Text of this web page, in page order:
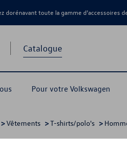
dorénavant toute la gamme
Catalogue
Pour votre Volkswagen
>Vêtements >T-shirts/polo's >